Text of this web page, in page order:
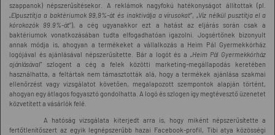
szappanok) népszerűsítésekor. A reklámok nagyfokú hatékonyságot állítottak (pl.
„Elpusztítja a baktériumok 99,9%-át és inaktiválja a vírusokat”, „Víz nélkül pusztítja el a
kórokozók 99.9%-át”), a cég ugyanakkor ezt a hatást az eljárás során csak a
baktériumok vonatkozásában tudta elfogadhatóan igazolni. Jogsértőnek bizonyult
annak módja is, ahogyan a termékeket a vállalkozás a Heim Pál Gyermekkórház
logójával és ajánlásával népszerűsítette. Bár a logót és a „Heim Pál Gyermekkórház
ajánlásával” szlogent a cég a felek közötti marketing-megállapodás keretében
használhatta, a feltártak nem támasztották alá, hogy a termékek ajánlása szakmai
ellenőrzést vagy vizsgálatot követően, megalapozott szempontok alapján történt,
ahogyan egy átlagos fogyasztó gondolhatta. A logó és szlogen így megtévesztő üzenetet
közvetített a vásárlók felé.
A hatóság vizsgálata kiterjedt arra is, hogy miként népszerűsítette a
fertőtlenítőszert az egyik legnépszerűbb hazai Facebook-profil, Tibi atya közösségi